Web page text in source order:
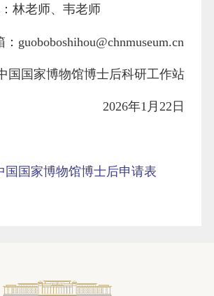
林老师、韦老师
guoboboshihou@chnmuseum.cn
国国家博物馆博士后科研工作站
2026年1月22日
国国家博物馆博士后申请表